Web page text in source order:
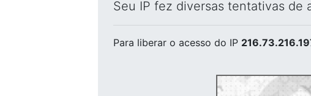
Seu IP fez diversas tentativas de
Para liberar o acesso do IP